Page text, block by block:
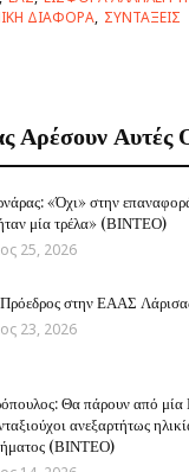
ΔΙΑΦΟΡΑ ΣΥΝΤΑΞΕΙΣ
Αρέσουν Αυτές
«Όχι» στην
μία τρέλα» (ΒΙΝΤΕΟ)
25, 2026
στην ΕΑΑΣ
23, 2026
Θα πάρουν από μία
ανεξαρτήτως
(ΒΙΝΤΕΟ)